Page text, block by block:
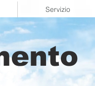
Servizio